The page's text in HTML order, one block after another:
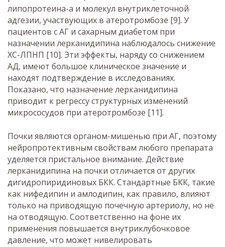
липопротеина-a и молекул внутриклеточной
адгезии, участвующих в атеротромбозе [9]. У
пациентов с АГ и сахарным диабетом при
назначении лерканидипина наблюдалось снижение
ХС-ЛПНП [10]. Эти эффекты, наряду со снижением
АД, имеют большое клиническое значение и
находят подтверждение в исследованиях.
Показано, что назначение лерканидипина
приводит к регрессу структурных изменений
микрососудов при атеротромбозе [11].
Почки являются органом-мишенью при АГ, поэтому
нейропротективным свойствам любого препарата
уделяется пристальное внимание. Действие
лерканидипина на почки отличается от других
дигидропиридиновых БКК. Стандартные БКК, такие
как нифедипин и амлодипин, как правило, влияют
только на приводящую почечную артериолу, но не
на отводящую. Соответственно на фоне их
применения повышается внутриклубочковое
давление, что может нивелировать